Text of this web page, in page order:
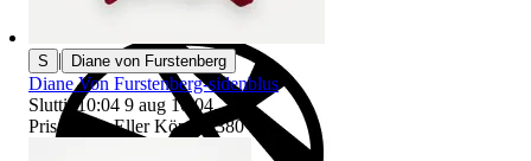
S | Diane von Furstenberg
Diane Von Furstenberg-sidenblus
Sluttid 10:04 9 aug 10:04.
Pris: 370 kr,Eller Köp nu 380 kr .